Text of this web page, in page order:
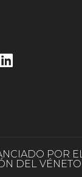
POR
DEL VÉNETO